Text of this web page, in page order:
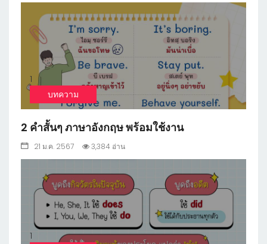
1
บทความ
2 คำสั้นๆ ภาษาอังกฤษ พร้อมใช้งาน
21 ม.ค. 2567 3,384 อ่าน
1